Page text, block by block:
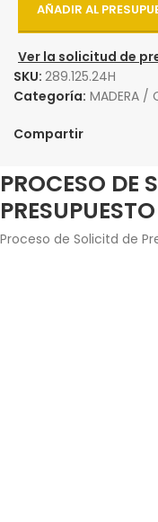
AÑADIR AL
Ver la solicitud de
SKU: 289.125.24H
Categoría: MADERA /
Compartir
PROCESO DE
PRESUPUESTO
Proceso de Solicitd de